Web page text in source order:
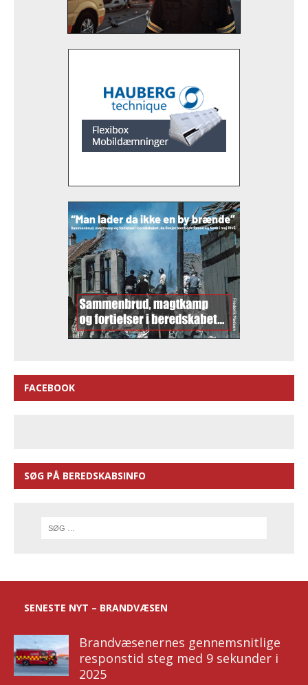
FACEBOOK
SØG PÅ BEREDSKABSINFO
SENESTE NYT – BRANDVÆSEN
Brandvæsenernes gennemsnitlige
responstid steg med 9 sekunder i
2025